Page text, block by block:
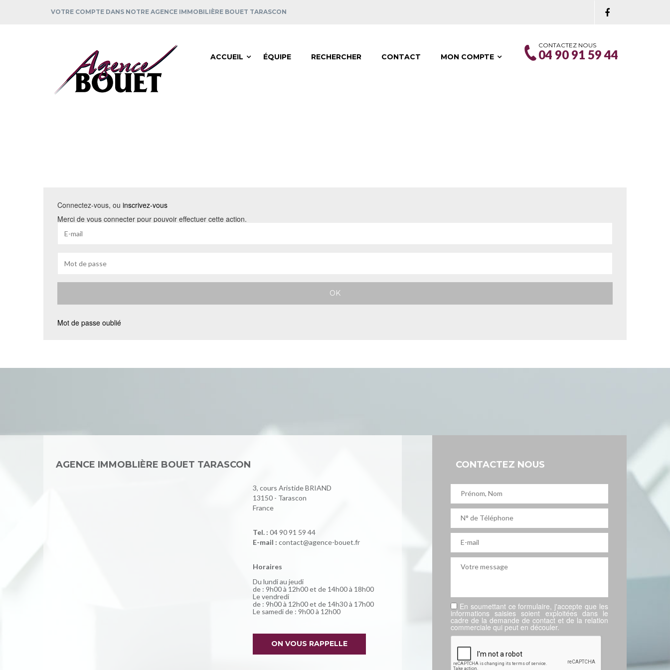
VOTRE COMPTE DANS NOTRE AGENCE IMMOBILIÈRE BOUET TARASCON
ACCUEIL ÉQUIPE RECHERCHER CONTACT MON COMPTE
CONTACTEZ NOUS
04 90 91 59 44
Connectez-vous, ou inscrivez-vous
Merci de vous connecter pour pouvoir effectuer cette action.
Mot de passe oublié
AGENCE IMMOBLIÈRE BOUET TARASCON
3, cours Aristide BRIAND
13150 - Tarascon
France
Tel. : 04 90 91 59 44
E-mail : contact@agence-bouet.fr
Horaires
Du lundi au jeudi
de : 9h00 à 12h00 et de 14h00 à 18h00
Le vendredi
de : 9h00 à 12h00 et de 14h30 à 17h00
Le samedi de : 9h00 à 12h00
ON VOUS RAPPELLE
CONTACTEZ NOUS
En soumettant ce formulaire, j'accepte que les
informations saisies soient exploitées dans le
cadre de la demande de contact et de la relation
commerciale qui peut en découler.